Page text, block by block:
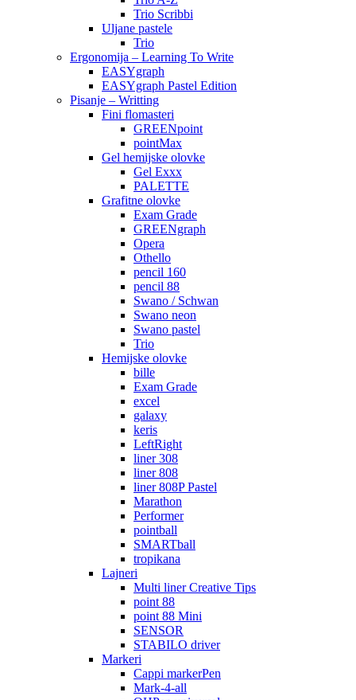
Trio Scribbi
Uljane pastele
Trio
Ergonomija – Learning To Write
EASYgraph
EASYgraph Pastel Edition
Pisanje – Writting
Fini flomasteri
GREENpoint
pointMax
Gel hemijske olovke
Gel Exxx
PALETTE
Grafitne olovke
Exam Grade
GREENgraph
Opera
Othello
pencil 160
pencil 88
Swano / Schwan
Swano neon
Swano pastel
Trio
Hemijske olovke
bille
Exam Grade
excel
galaxy
keris
LeftRight
liner 308
liner 808
liner 808P Pastel
Marathon
Performer
pointball
SMARTball
tropikana
Lajneri
Multi liner Creative Tips
point 88
point 88 Mini
SENSOR
STABILO driver
Markeri
Cappi markerPen
Mark-4-all